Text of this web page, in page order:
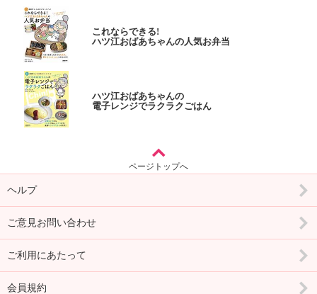
これならできる!
ハツ江おばあちゃんの人気お弁当
ハツ江おばあちゃんの
電子レンジでラクラクごはん
ページトップへ
ヘルプ
ご意見お問い合わせ
ご利用にあたって
会員規約